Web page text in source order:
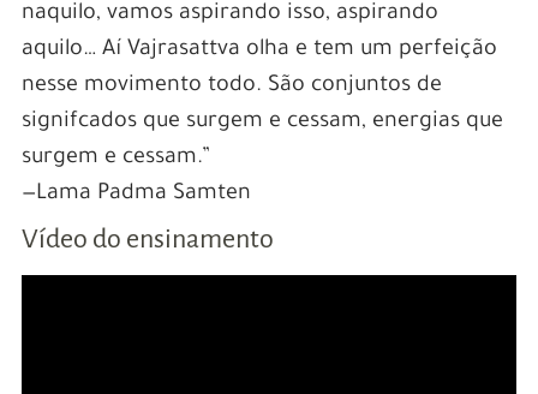
naquilo, vamos aspirando isso, aspirando
aquilo… Aí Vajrasattva olha e tem um perfeição
nesse movimento todo. São conjuntos de
signifcados que surgem e cessam, energias que
surgem e cessam.”
—Lama Padma Samten
Vídeo do ensinamento